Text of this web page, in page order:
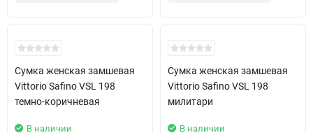
New!
Сумка женская замшевая
Vittorio Safino VSL 198
темно-коричневая
В наличии
New!
Сумка женская замшевая
Vittorio Safino VSL 198
милитари
В наличии